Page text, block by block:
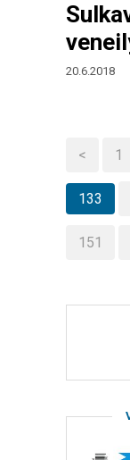
20.6.2018
< 1
133
151